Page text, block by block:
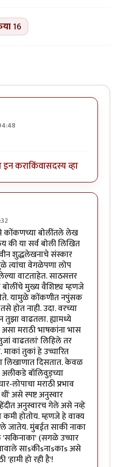
16
इन कराकिंवासदस्य व्हा
बोलींतले लेख
की या सर्व बोली लिखित
शुद्धलेखनाचे संस्कार
त्यांचा वेगळेपणा लोप
वाटताहेत. साठसत्तर
बोलींचे मुख्य वैशिष्ट्य म्हणजे
होते. यामुळे कोंकणीत नपुंसक
होत नाही. उदा. वरच्या
वाढतला. ह्यामध्ये
मराठी भाषकांना भास
वाढतलां' लिहिले तर
तुकां हे उच्चारित
लिखाणात दिसतात. केवळ
बॉलिवुड्च्या
लोपाचा मराठी प्रभाव
असे स्पष्ट अनुस्वार
अनुस्वारच गेले असे नव्हे
कमी होतोय. म्हणजे हे वाक्य
जातेय. मुंबईत साकी नाका
'सकिनाका' (सगळे उच्चार
साsकीsनाsकाs असे
'हामी हो रही है'!